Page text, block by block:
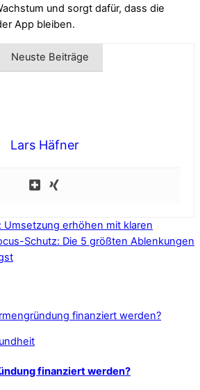
und sorgt dafür, dass die
App bleiben.
Neuste Beiträge
Lars Häfner
Umsetzung erhöhen mit klaren
Schutz: Die 5 größten Ablenkungen
finanziert werden?